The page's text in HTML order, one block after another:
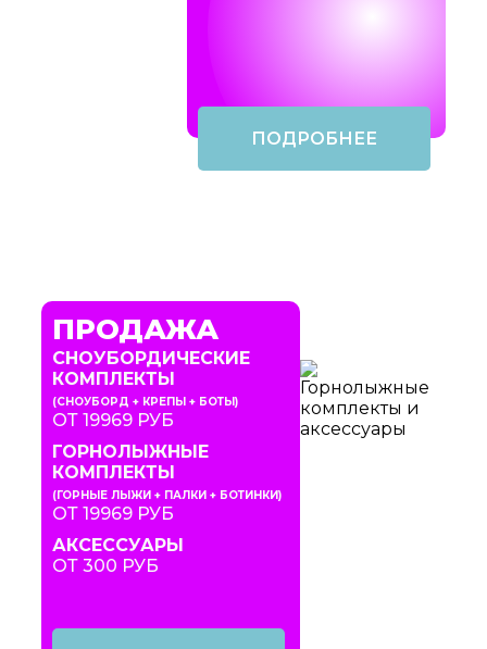
ПОДРОБНЕЕ
ПРОДАЖА
СНОУБОРДИЧЕСКИЕ
КОМПЛЕКТЫ
(СНОУБОРД + КРЕПЫ + БОТЫ)
ОТ 19969 РУБ
ГОРНОЛЫЖНЫЕ
КОМПЛЕКТЫ
(ГОРНЫЕ ЛЫЖИ + ПАЛКИ + БОТИНКИ)
ОТ 19969 РУБ
АКСЕССУАРЫ
ОТ 300 РУБ